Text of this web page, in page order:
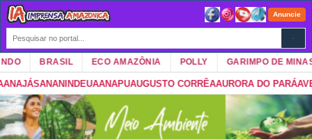
Anuncie
BRASIL ECO AMAZÔNIA POLLY GARIMPO DE MINAS
ANANINDEUAANAPUAUGUSTO CORRÊAAURORA DO PARÁAVEIRO